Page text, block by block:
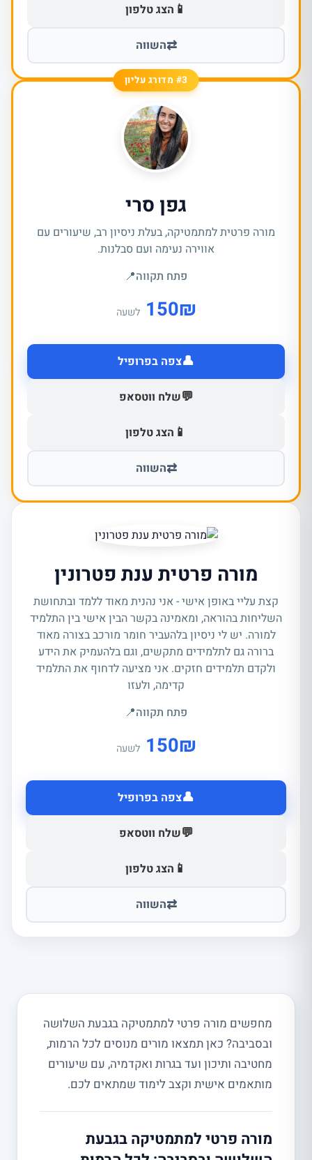
📱 הצג טלפון
⇄השווה
#3 מדורג עליון
גפן סרי
מורה פרטית למתמטיקה, בעלת ניסיון רב, שיעורים עם
אווירה נעימה ועם סבלנות.
פתח תקווה📍
₪
150 לשעה
👤צפה בפרופיל
💬שלח ווטסאפ
📱 הצג טלפון
⇄השווה
מורה פרטית ענת פטרונין
קצת עליי באופן אישי - אני נהנית מאוד ללמד ובתחושת
השליחות בהוראה, ומאמינה בקשר הבין אישי בין התלמיד
למורה. יש לי ניסיון בלהעביר חומר מורכב בצורה מאוד
ברורה גם לתלמידים מתקשים, וגם בלהעמיק את הידע
ולקדם תלמידים חזקים. אני מציעה לדחוף את התלמיד
קדימה, ולעזו
פתח תקווה📍
₪
150 לשעה
👤צפה בפרופיל
💬שלח ווטסאפ
📱 הצג טלפון
⇄השווה
מחפשים מורה פרטי למתמטיקה בגבעת השלושה
ובסביבה? כאן תמצאו מורים מנוסים לכל הרמות,
מחטיבה ותיכון ועד בגרות ואקדמיה, עם שיעורים
מותאמים אישית וקצב לימוד שמתאים לכם.
מורה פרטי למתמטיקה בגבעת